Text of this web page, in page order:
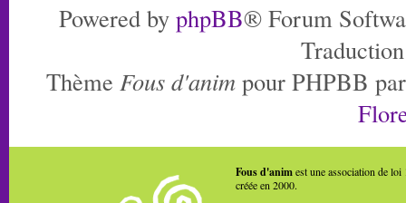
Powered by phpBB® Forum
Thème Fous d'anim pour PHPBB
Fous d'animest une association de loi
créée en 2000.